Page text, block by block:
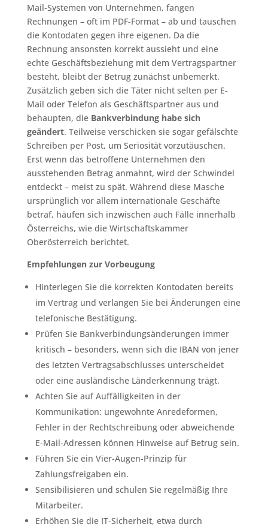
Mail-Systemen von Unternehmen, fangen
Rechnungen – oft im PDF-Format – ab und tauschen
die Kontodaten gegen ihre eigenen. Da die
Rechnung ansonsten korrekt aussieht und eine
echte Geschäftsbeziehung mit dem Vertragspartner
besteht, bleibt der Betrug zunächst unbemerkt.
Zusätzlich geben sich die Täter nicht selten per E-
Mail oder Telefon als Geschäftspartner aus und
behaupten, die Bankverbindung habe sich
geändert. Teilweise verschicken sie sogar gefälschte
Schreiben per Post, um Seriosität vorzutäuschen.
Erst wenn das betroffene Unternehmen den
ausstehenden Betrag anmahnt, wird der Schwindel
entdeckt – meist zu spät. Während diese Masche
ursprünglich vor allem internationale Geschäfte
betraf, häufen sich inzwischen auch Fälle innerhalb
Österreichs, wie die Wirtschaftskammer
Oberösterreich berichtet.
Empfehlungen zur Vorbeugung
Hinterlegen Sie die korrekten Kontodaten bereits
im Vertrag und verlangen Sie bei Änderungen eine
telefonische Bestätigung.
Prüfen Sie Bankverbindungsänderungen immer
kritisch – besonders, wenn sich die IBAN von jener
des letzten Vertragsabschlusses unterscheidet
oder eine ausländische Länderkennung trägt.
Achten Sie auf Auffälligkeiten in der
Kommunikation: ungewohnte Anredeformen,
Fehler in der Rechtschreibung oder abweichende
E-Mail-Adressen können Hinweise auf Betrug sein.
Führen Sie ein Vier-Augen-Prinzip für
Zahlungsfreigaben ein.
Sensibilisieren und schulen Sie regelmäßig Ihre
Mitarbeiter.
Erhöhen Sie die IT-Sicherheit, etwa durch